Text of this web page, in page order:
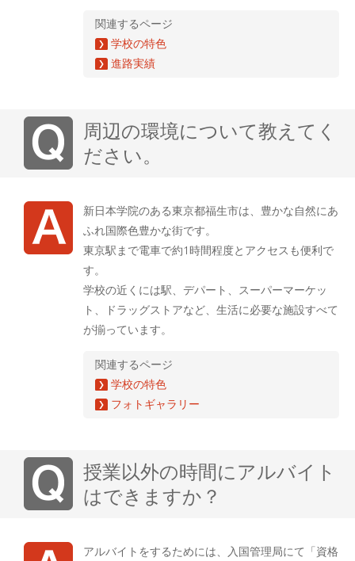
関連するページ
学校の特色
進路実績
周辺の環境について教えてく
ださい。
新日本学院のある東京都福生市は、豊かな自然にあ
ふれ国際色豊かな街です。
東京駅まで電車で約1時間程度とアクセスも便利で
す。
学校の近くには駅、デパート、スーパーマーケッ
ト、ドラッグストアなど、生活に必要な施設すべて
が揃っています。
関連するページ
学校の特色
フォトギャラリー
授業以外の時間にアルバイト
はできますか？
アルバイトをするためには、入国管理局にて「資格